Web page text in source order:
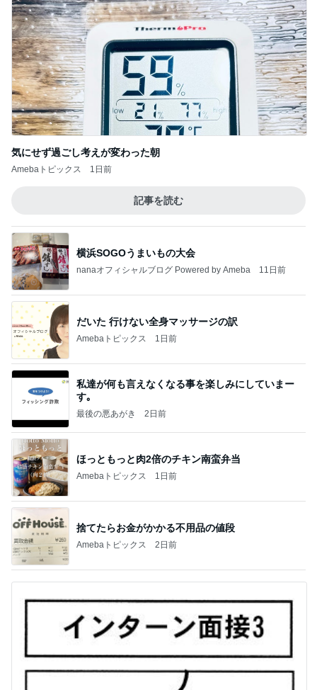
気にせず過ごし考えが変わった朝
Amebaトピックス 1日前
記事を読む
横浜SOGOうまいもの大会
nanaオフィシャルブログ Powered by Ameba 11日前
だいた 行けない全身マッサージの訳
Amebaトピックス 1日前
私達が何も言えなくなる事を楽しみにしていまー
す｡
最後の悪あがき 2日前
ほっともっと肉2倍のチキン南蛮弁当
Amebaトピックス 1日前
捨てたらお金がかかる不用品の値段
Amebaトピックス 2日前